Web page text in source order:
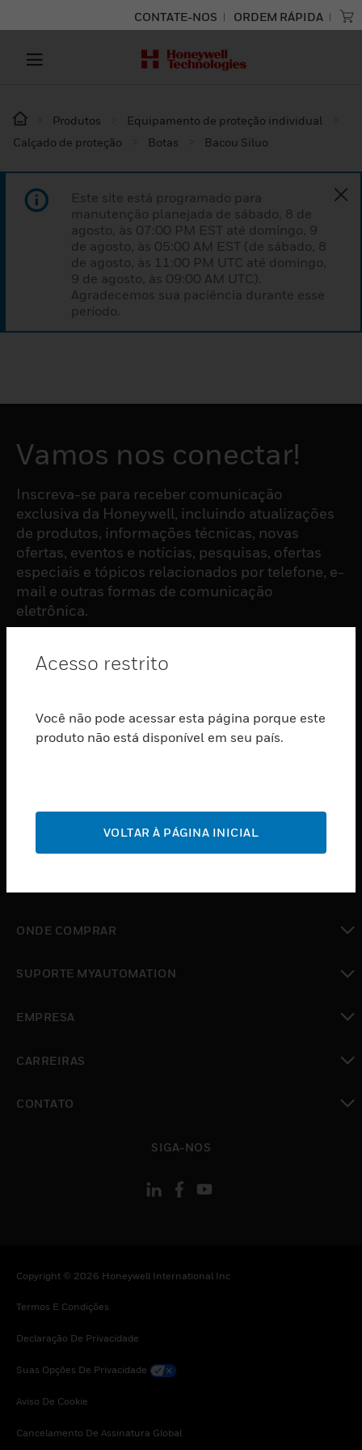
CONTATE-NOS ORDEM RÁPIDA
Produtos
Equipamento de proteção individual
Calçado de proteção
Botas Bacou Siluo
Este site está programado para
manutenção planejada de sábado, 8 de
agosto, às 07:00 PM EST até domingo, 9
de agosto, às 05:00 AM EST (de sábado, 8
de agosto, às 11:00 PM UTC até domingo,
9 de agosto, às 09:00 AM UTC).
Agradecemos sua paciência durante esse
período.
Vamos nos conectar!
Inscreva-se para receber comunicação
exclusiva da Honeywell, incluindo atualizações
de produtos, informações técnicas, novas
ofertas, eventos e notícias, pesquisas, ofertas
especiais e tópicos relacionados por telefone, e-
mail e outras formas de comunicação
eletrônica.
ASSINAR
PRODUTOS
toggle view
ONDE COMPRAR
SUPORTE MYAUTOMATION
EMPRESA
CARREIRAS
CONTATO
SIGA-NOS
Copyright © 2026 Honeywell International Inc
Termos E Condições
Declaração De Privacidade
Suas Opções De Privacidade
Aviso De Cookie
Cancelamento De Assinatura Global
Acesso restrito
Você não pode acessar esta página porque este
produto não está disponível em seu país.
VOLTAR À PÁGINA INICIAL